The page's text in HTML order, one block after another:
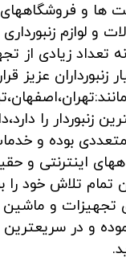
ها و فروشگاههای
و لوازم
تعداد زیادی از
زنبورداران عزیز
زنبوردار را
متعددی بوده و
اینترنتی و
تمام تلاش خود را
تجهیزات و ماشین
و در